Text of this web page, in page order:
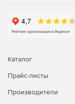
Аудит
учетных
и
Каталог
Прайс-листы
Производители